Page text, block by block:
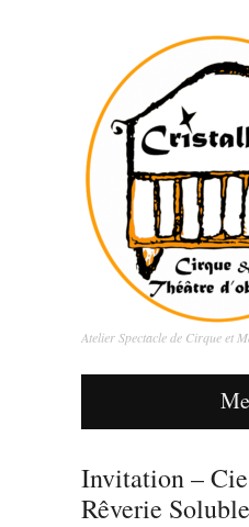
Atelier Spectacle de Cirque et
Invitation –
Rêverie